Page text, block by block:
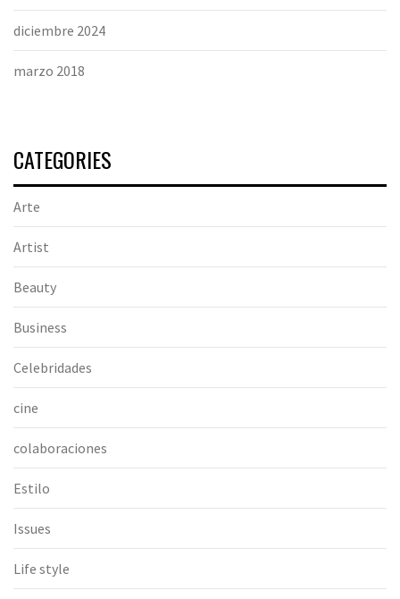
diciembre 2024
marzo 2018
CATEGORIES
Arte
Artist
Beauty
Business
Celebridades
cine
colaboraciones
Estilo
Issues
Life style